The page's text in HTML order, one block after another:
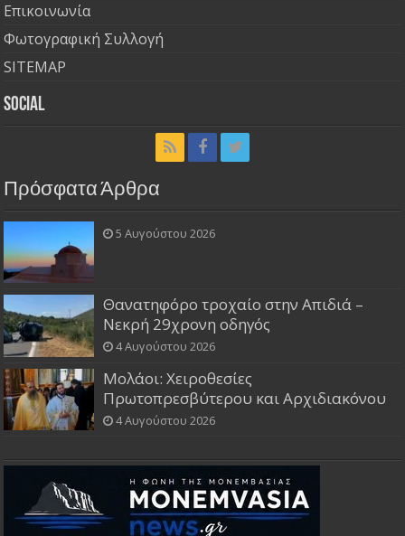
Επικοινωνία
Φωτογραφική Συλλογή
SITEMAP
Social
Πρόσφατα Άρθρα
5 Αυγούστου 2026
Θανατηφόρο τροχαίο στην Απιδιά –
Νεκρή 29χρονη οδηγός
4 Αυγούστου 2026
Μολάοι: Χειροθεσίες
Πρωτοπρεσβύτερου και Αρχιδιακόνου
4 Αυγούστου 2026